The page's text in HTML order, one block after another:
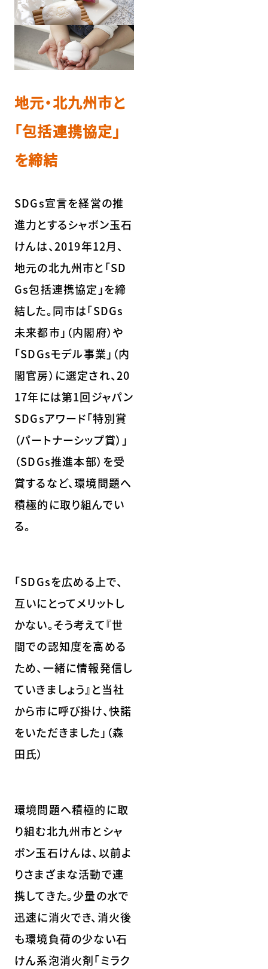
地元・北九州市と
「包括連携協定」
を締結
SDGs宣言を経営の推
進力とするシャボン玉石
けんは、2019年12月、
地元の北九州市と「SD
Gs包括連携協定」を締
結した。同市は「SDGs
未来都市」（内閣府）や
「SDGsモデル事業」（内
閣官房）に選定され、20
17年には第1回ジャパン
SDGsアワード「特別賞
（パートナーシップ賞）」
（SDGs推進本部）を受
賞するなど、環境問題へ
積極的に取り組んでい
る。
「SDGsを広める上で、
互いにとってメリットし
かない。そう考えて『世
間での認知度を高める
ため、一緒に情報発信し
ていきましょう』と当社
から市に呼び掛け、快諾
をいただきました」（森
田氏）
環境問題へ積極的に取
り組む北九州市とシャ
ボン玉石けんは、以前よ
りさまざまな活動で連
携してきた。少量の水で
迅速に消火でき、消火後
も環境負荷の少ない石
けん系泡消火剤「ミラク